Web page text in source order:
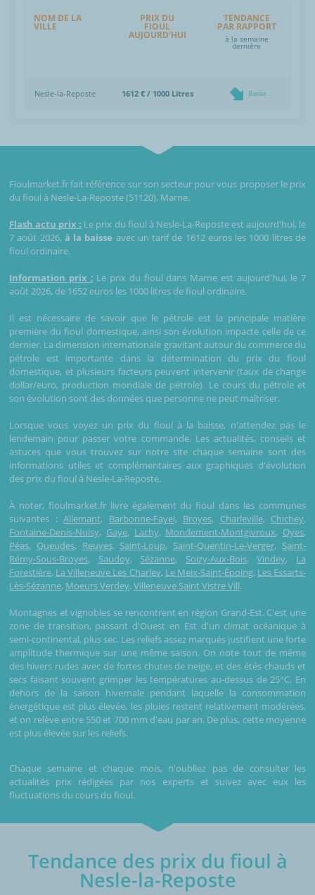
NOM DE LA
VILLE
PRIX DU
FIOUL
AUJOURD'HUI
TENDANCE
PAR RAPPORT
à la semaine
dernière
Nesle-la-Reposte 1612 € / 1000 Litres Baisse
Fioulmarket.fr fait référence sur son secteur pour vous proposer le prix
du fioul à Nesle-La-Reposte (51120), Marne.
Flash actu prix : Le prix du fioul à Nesle-La-Reposte est aujourd'hui, le
7 août 2026, à la baisse avec un tarif de 1612 euros les 1000 litres de
fioul ordinaire.
Information prix : Le prix du fioul dans Marne est aujourd'hui, le 7
août 2026, de 1652 euros les 1000 litres de fioul ordinaire.
Il est nécessaire de savoir que le pétrole est la principale matière
première du fioul domestique, ainsi son évolution impacte celle de ce
dernier. La dimension internationale gravitant autour du commerce du
pétrole est importante dans la détermination du prix du fioul
domestique, et plusieurs facteurs peuvent intervenir (taux de change
dollar/euro, production mondiale de pétrole). Le cours du pétrole et
son évolution sont des données que personne ne peut maîtriser.
Lorsque vous voyez un prix du fioul à la baisse, n'attendez pas le
lendemain pour passer votre commande. Les actualités, conseils et
astuces que vous trouvez sur notre site chaque semaine sont des
informations utiles et complémentaires aux graphiques d'évolution
des prix du fioul à Nesle-La-Reposte.
À noter, fioulmarket.fr livre également du fioul dans les communes
suivantes : Allemant, Barbonne-Fayel, Broyes, Charleville, Chichey,
Fontaine-Denis-Nuisy, Gaye, Lachy, Mondement-Montgivroux, Oyes,
Péas, Queudes, Reuves, Saint-Loup, Saint-Quentin-Le-Verger, Saint-
Rémy-Sous-Broyes, Saudoy, Sézanne, Soizy-Aux-Bois,Vindey, La
Forestière, La Villeneuve Les Charlev, Le Meix-Saint-Époing, Les Essarts-
Lès-Sézanne, Moeurs Verdey, Villeneuve Saint Vistre Vill.
Montagnes et vignobles se rencontrent en région Grand-Est. C'est une
zone de transition, passant d'Ouest en Est d'un climat océanique à
semi-continental, plus sec. Les reliefs assez marqués justifient une forte
amplitude thermique sur une même saison. On note tout de même
des hivers rudes avec de fortes chutes de neige, et des étés chauds et
secs faisant souvent grimper les températures au-dessus de 25°C. En
dehors de la saison hivernale pendant laquelle la consommation
énergétique est plus élevée, les pluies restent relativement modérées,
et on relève entre 550 et 700 mm d'eau par an. De plus, cette moyenne
est plus élevée sur les reliefs.
Chaque semaine et chaque mois, n'oubliez pas de consulter les
actualités prix rédigées par nos experts et suivez avec eux les
fluctuations du cours du fioul.
Tendance des prix du fioul à
Nesle-la-Reposte